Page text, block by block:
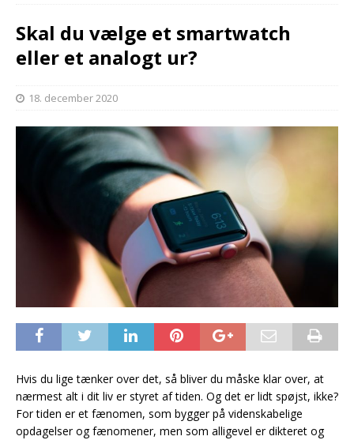
Skal du vælge et smartwatch
eller et analogt ur?
18. december 2020
Hvis du lige tænker over det, så bliver du måske klar over, at
nærmest alt i dit liv er styret af tiden. Og det er lidt spøjst, ikke?
For tiden er et fænomen, som bygger på videnskabelige
opdagelser og fænomener, men som alligevel er dikteret og